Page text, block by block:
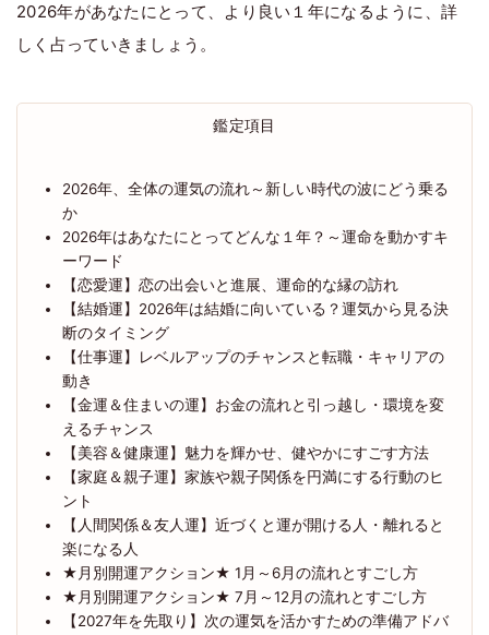
2026年があなたにとって、より良い１年になるように、詳
しく占っていきましょう。
鑑定項目
2026年、全体の運気の流れ～新しい時代の波にどう乗る
か
2026年はあなたにとってどんな１年？～運命を動かすキ
ーワード
【恋愛運】恋の出会いと進展、運命的な縁の訪れ
【結婚運】2026年は結婚に向いている？運気から見る決
断のタイミング
【仕事運】レベルアップのチャンスと転職・キャリアの
動き
【金運＆住まいの運】お金の流れと引っ越し・環境を変
えるチャンス
【美容＆健康運】魅力を輝かせ、健やかにすごす方法
【家庭＆親子運】家族や親子関係を円満にする行動のヒ
ント
【人間関係＆友人運】近づくと運が開ける人・離れると
楽になる人
★月別開運アクション★ 1月～6月の流れとすごし方
★月別開運アクション★ 7月～12月の流れとすごし方
【2027年を先取り】次の運気を活かすための準備アドバ